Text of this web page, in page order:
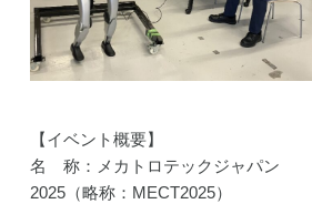
【イベント概要】
名 称：メカトロテックジャパン
2025（略称：MECT2025）